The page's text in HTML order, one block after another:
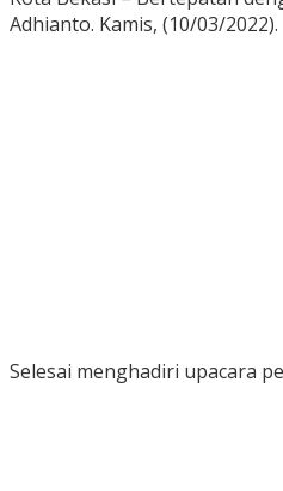
Adhianto. Kamis, (10/03/2022).
Selesai menghadiri upacara